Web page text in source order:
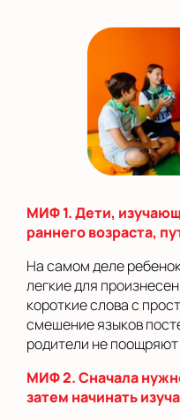
МИФ 1. Дети,
раннего возраста,
На самом деле
легкие для
короткие слова с
смешение языков
родители не поощряют
МИФ 2. Сначала
затем начинать